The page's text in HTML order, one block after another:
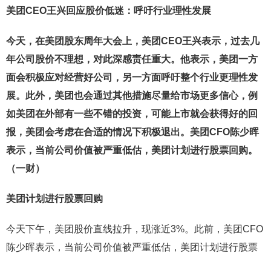
美团CEO王兴回应股价低迷：呼吁行业理性发展
今天，在美团股东周年大会上，美团CEO王兴表示，过去几
年公司股价不理想，对此深感责任重大。他表示，美团一方
面会积极应对经营好公司，另一方面呼吁整个行业更理性发
展。此外，美团也会通过其他措施尽量给市场更多信心，例
如美团在外部有一些不错的投资，可能上市就会获得好的回
报，美团会考虑在合适的情况下积极退出。美团CFO陈少晖
表示，当前公司价值被严重低估，美团计划进行股票回购。
（一财）
美团计划进行股票回购
今天下午，美团股价直线拉升，现涨近3%。此前，美团CFO
陈少晖表示，当前公司价值被严重低估，美团计划进行股票